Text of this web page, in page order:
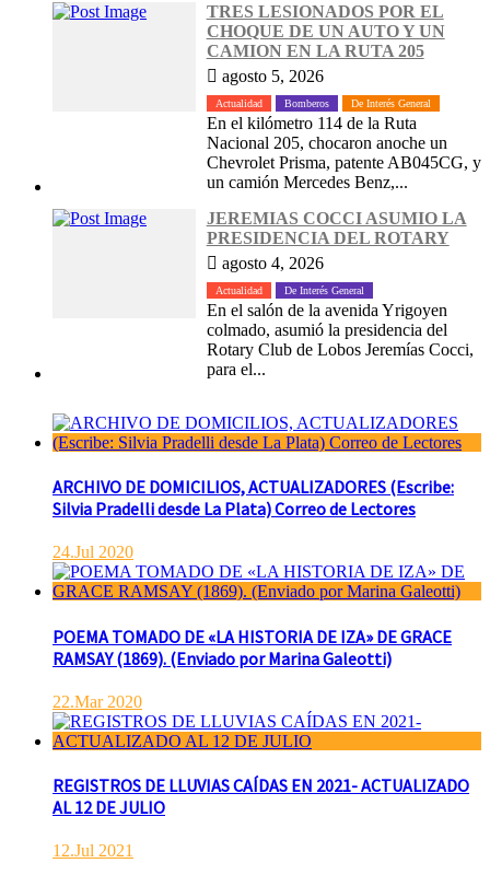
TRES LESIONADOS POR EL
CHOQUE DE UN AUTO Y UN
CAMION EN LA RUTA 205
agosto 5, 2026
Actualidad Bomberos De Interés General
En el kilómetro 114 de la Ruta
Nacional 205, chocaron anoche un
Chevrolet Prisma, patente AB045CG, y
un camión Mercedes Benz,...
JEREMIAS COCCI ASUMIO LA
PRESIDENCIA DEL ROTARY
agosto 4, 2026
Actualidad De Interés General
En el salón de la avenida Yrigoyen
colmado, asumió la presidencia del
Rotary Club de Lobos Jeremías Cocci,
para el...
ARCHIVO DE DOMICILIOS, ACTUALIZADORES (Escribe:
Silvia Pradelli desde La Plata) Correo de Lectores
24.Jul 2020
POEMA TOMADO DE «LA HISTORIA DE IZA» DE GRACE
RAMSAY (1869). (Enviado por Marina Galeotti)
22.Mar 2020
REGISTROS DE LLUVIAS CAÍDAS EN 2021- ACTUALIZADO
AL 12 DE JULIO
12.Jul 2021